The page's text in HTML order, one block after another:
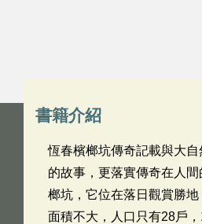
書籍介紹
恆春檳榔坑傳奇記載與大
的故事，更落實傳奇在人
榔坑，它位在落日觀賞勝
面積不大，人口只有28戶